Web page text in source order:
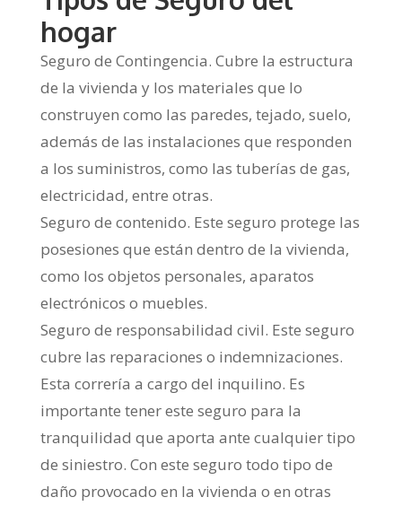
hogar
Seguro de Contingencia. Cubre la estructura
de la vivienda y los materiales que lo
construyen como las paredes, tejado, suelo,
además de las instalaciones que responden
a los suministros, como las tuberías de gas,
electricidad, entre otras.
Seguro de contenido. Este seguro protege las
posesiones que están dentro de la vivienda,
como los objetos personales, aparatos
electrónicos o muebles.
Seguro de responsabilidad civil. Este seguro
cubre las reparaciones o indemnizaciones.
Esta correría a cargo del inquilino. Es
importante tener este seguro para la
tranquilidad que aporta ante cualquier tipo
de siniestro. Con este seguro todo tipo de
daño provocado en la vivienda o en otras